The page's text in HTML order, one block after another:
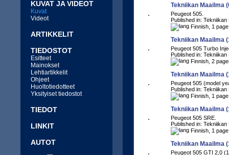
KUVAT JA VIDEOT
Kuvat
Videot
ARTIKKELIT
TIEDOSTOT
Esitteet
Mainokset
Lehtiartikkelit
Ohjeet
Huoltotiedotteet
Yksityiset tiedostot
TIEDOT
LINKIT
AUTOT
Tekniikan Maailma
Peugeot 505.
Published in: Tekniikan
Finnish, 1
Tekniikan Maailma
Peugeot 505 Turbo
Published in: Tekniikan
Finnish, 2
Tekniikan Maailma
Peugeot 505 (model
Published in: Tekniikan
Finnish, 1
Tekniikan Maailma
Peugeot 505 SRE.
Published in: Tekniikan
Finnish, 1
Tekniikan Maailma
Peugeot 505 GTI 2,0